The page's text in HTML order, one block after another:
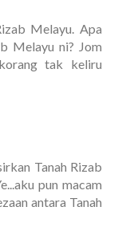
Melayu. Apa
Melayu ni? Jom
tak keliru
Tanah Rizab
pun macam
antara Tanah